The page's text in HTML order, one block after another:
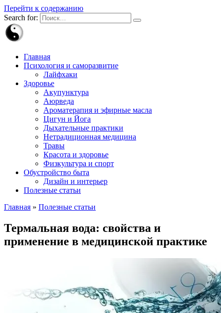
Перейти к содержанию
Search for:
Главная
Психология и саморазвитие
Лайфхаки
Здоровье
Акупунктура
Аюрведа
Ароматерапия и эфирные масла
Цигун и Йога
Дыхательные практики
Нетрадиционная медицина
Травы
Красота и здоровье
Физкультура и спорт
Обустройство быта
Дизайн и интерьер
Полезные статьи
Главная » Полезные статьи
Термальная вода: свойства и
применение в медицинской практике